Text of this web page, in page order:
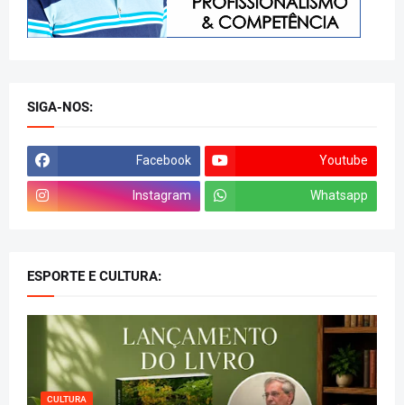
SIGA-NOS:
Facebook Youtube
Instagram Whatsapp
ESPORTE E CULTURA:
CULTURA